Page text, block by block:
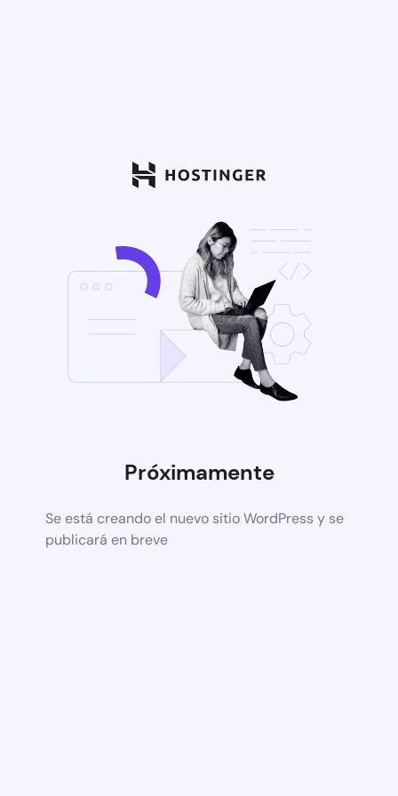
Próximamente
Se está creando el nuevo sitio WordPress y se
publicará en breve